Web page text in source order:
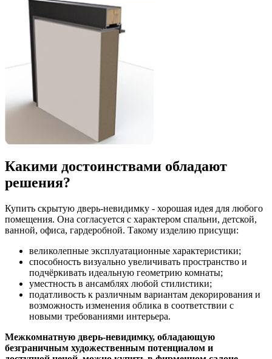
Какими достоинствами обладают
решения?
Купить скрытую дверь-невидимку - хорошая идея для любого
помещения. Она согласуется с характером спальни, детской,
ванной, офиса, гардеробной. Такому изделию присущи:
великолепные эксплуатационные характеристики;
способность визуально увеличивать пространство и
подчёркивать идеальную геометрию комнаты;
уместность в ансамблях любой стилистики;
податливость к различным вариантам декорирования и
возможность изменения облика в соответствии с
новыми требованиями интерьера.
Межкомнатную дверь-невидимку, обладающую
безграничным художественным потенциалом и